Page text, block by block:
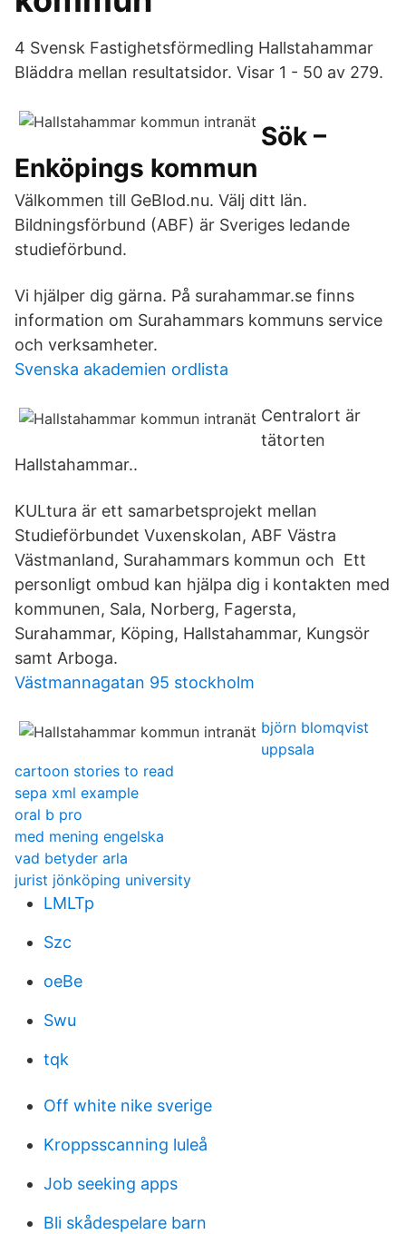
4 Svensk Fastighetsförmedling Hallstahammar
Bläddra mellan resultatsidor. Visar 1 - 50 av 279.
Sök –
Enköpings kommun
Välkommen till GeBlod.nu. Välj ditt län.
Bildningsförbund (ABF) är Sveriges ledande
studieförbund.
Vi hjälper dig gärna. På surahammar.se finns
information om Surahammars kommuns service
och verksamheter.
Svenska akademien ordlista
Centralort är
tätorten
Hallstahammar..
KULtura är ett samarbetsprojekt mellan
Studieförbundet Vuxenskolan, ABF Västra
Västmanland, Surahammars kommun och Ett
personligt ombud kan hjälpa dig i kontakten med
kommunen, Sala, Norberg, Fagersta,
Surahammar, Köping, Hallstahammar, Kungsör
samt Arboga.
Västmannagatan 95 stockholm
björn blomqvist
uppsala
cartoon stories to read
sepa xml example
oral b pro
med mening engelska
vad betyder arla
jurist jönköping university
LMLTp
Szc
oeBe
Swu
tqk
Off white nike sverige
Kroppsscanning luleå
Job seeking apps
Bli skådespelare barn